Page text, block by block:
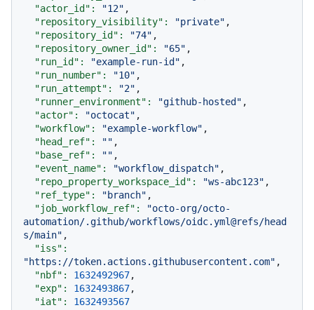
"actor_id":
"12" ,
"repository_visibility":
"private" ,
"repository_id":
"74" ,
"repository_owner_id":
"65" ,
"run_id":
"example-run-id" ,
"run_number":
"10" ,
"run_attempt":
"2" ,
"runner_environment":
"github-hosted" ,
"actor":
"octocat" ,
"workflow":
"example-workflow" ,
"head_ref":
"" ,
"base_ref":
"" ,
"event_name":
"workflow_dispatch" ,
"repo_property_workspace_id":
"ws-abc123" ,
"ref_type":
"branch" ,
"job_workflow_ref":
"octo-org/octo-
automation/.github/workflows/oidc.yml@refs/head
s/main" ,
"iss":
"https://token.actions.githubusercontent.com" ,
"nbf":
1632492967,
"exp":
1632493867,
"iat":
1632493567